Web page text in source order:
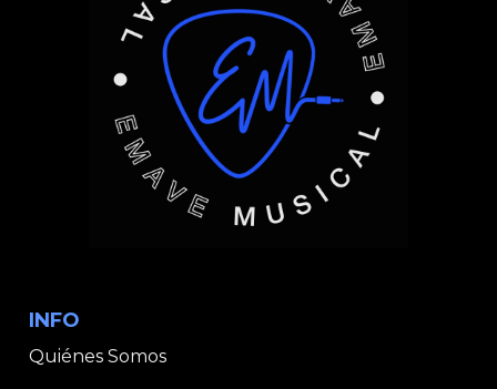
INFO
Quiénes Somos